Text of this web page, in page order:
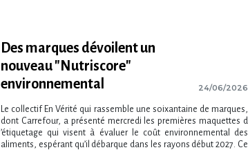
Des marques dévoilent un
nouveau "Nutriscore"
environnemental
24/06/2026
Le collectif En Vérité qui rassemble une soixantaine de marques,
dont Carrefour, a présenté mercredi les premières maquettes d​
‌’étiquetage qui visent à évaluer le coût environnemental des
aliments, espérant qu​‌’il débarque dans les rayons début 2027. Ce